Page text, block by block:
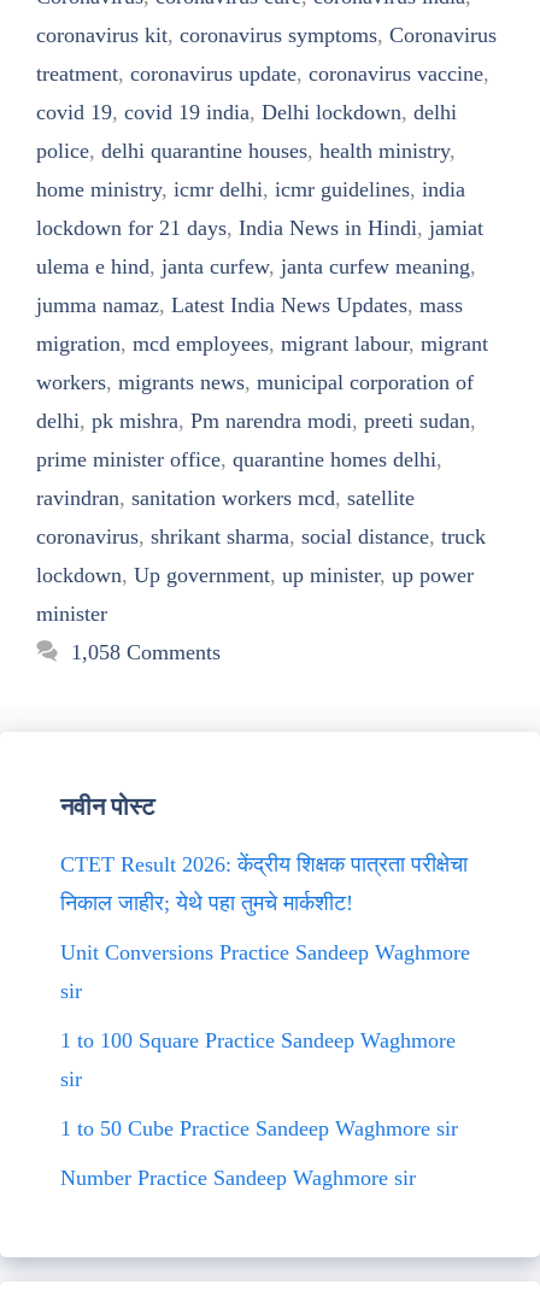
coronavirus kit, coronavirus symptoms, Coronavirus
treatment, coronavirus update, coronavirus vaccine,
covid 19, covid 19 india, Delhi lockdown, delhi
police, delhi quarantine houses, health ministry,
home ministry, icmr delhi, icmr guidelines, india
lockdown for 21 days, India News in Hindi, jamiat
ulema e hind, janta curfew, janta curfew meaning,
jumma namaz, Latest India News Updates, mass
migration, mcd employees, migrant labour, migrant
workers, migrants news, municipal corporation of
delhi, pk mishra, Pm narendra modi, preeti sudan,
prime minister office, quarantine homes delhi,
ravindran, sanitation workers mcd, satellite
coronavirus, shrikant sharma, social distance, truck
lockdown, Up government, up minister, up power
minister
1,058 Comments
नवीन पोस्ट
CTET Result 2026: केंद्रीय शिक्षक पात्रता परीक्षेचा
निकाल जाहीर; येथे पहा तुमचे मार्कशीट!
Unit Conversions Practice Sandeep Waghmore
sir
1 to 100 Square Practice Sandeep Waghmore
sir
1 to 50 Cube Practice Sandeep Waghmore sir
Number Practice Sandeep Waghmore sir